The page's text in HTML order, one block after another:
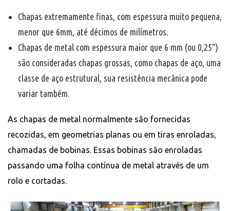
Chapas extremamente finas, com espessura muito pequena,
menor que 6mm, até décimos de milímetros.
Chapas de metal com espessura maior que 6 mm (ou 0,25”)
são consideradas chapas grossas, como chapas de aço, uma
classe de aço estrutural, sua resistência mecânica pode
variar também.
As chapas de metal normalmente são fornecidas
recozidas, em geometrias planas ou em tiras enroladas,
chamadas de bobinas. Essas bobinas são enroladas
passando uma folha contínua de metal através de um
rolo e cortadas.